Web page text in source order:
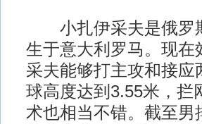
小扎伊采夫是俄罗
生于意大利罗马。现在
采夫能够打主攻和接
球高度达到3.55米，拦
术也相当不错。截至